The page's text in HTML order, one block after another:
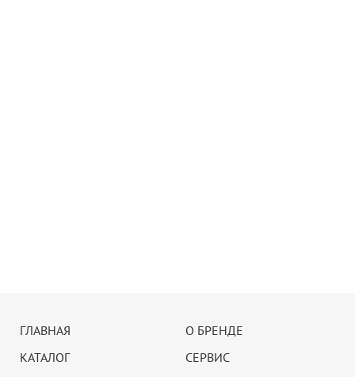
ГЛАВНАЯ
О БРЕНДЕ
КАТАЛОГ
СЕРВИС